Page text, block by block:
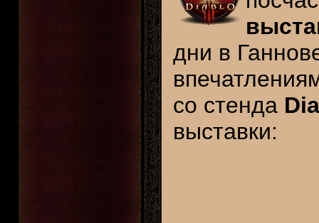
дни в
со стенда
выставки: